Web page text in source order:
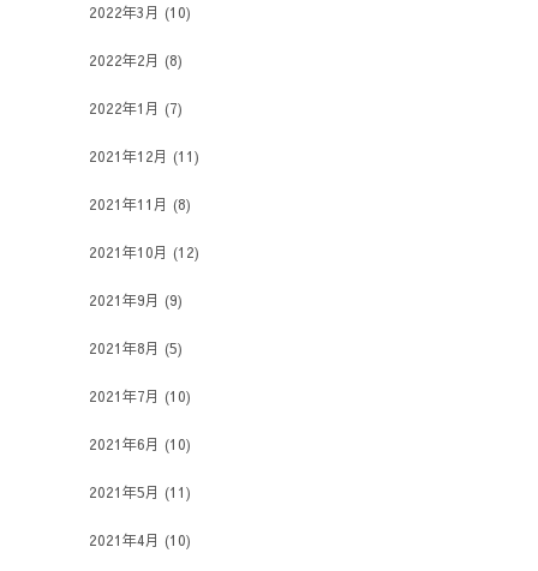
2022年3月 (10)
2022年2月 (8)
2022年1月 (7)
2021年12月 (11)
2021年11月 (8)
2021年10月 (12)
2021年9月 (9)
2021年8月 (5)
2021年7月 (10)
2021年6月 (10)
2021年5月 (11)
2021年4月 (10)